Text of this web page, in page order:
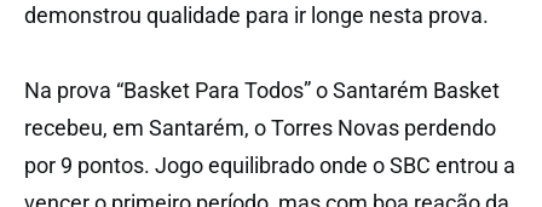
demonstrou qualidade para ir longe nesta prova.
Na prova “Basket Para Todos” o Santarém Basket
recebeu, em Santarém, o Torres Novas perdendo
por 9 pontos. Jogo equilibrado onde o SBC entrou a